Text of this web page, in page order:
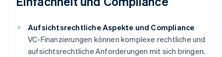
Aufsichtsrechtliche Aspekte und Compliance
VC-Finanzierungen können komplexe rechtliche und
aufsichtsrechtliche Anforderungen mit sich bringen.